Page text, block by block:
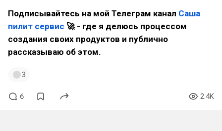
Подписывайтесь на мой Телеграм канал Саша
пилит сервис 🚀 - где я делюсь процессом
создания своих продуктов и публично
рассказываю об этом.
3
6 2.4K